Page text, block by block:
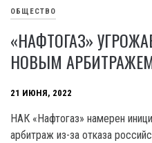
ОБЩЕСТВО
«НАФТОГАЗ»
НОВЫМ
21 ИЮНЯ, 2022
НАК «Нафтогаз» намерен
арбитраж из-за отказа